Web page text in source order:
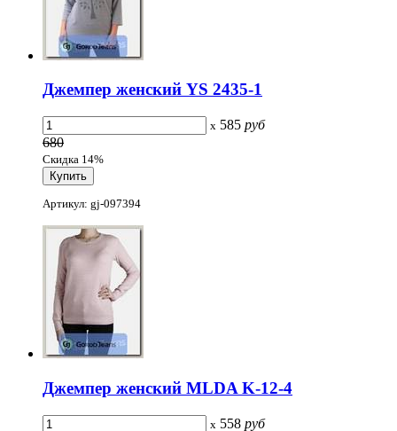
Джемпер женский YS 2435-1
x 585 руб
680
Скидка 14%
Артикул: gj-097394
Джемпер женский MLDA K-12-4
x 558 руб